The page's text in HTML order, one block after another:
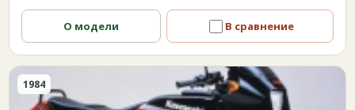
О модели В сравнение
1984